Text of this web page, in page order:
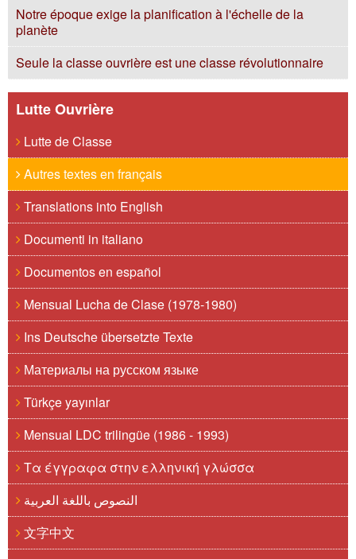
Notre époque exige la planification à l'échelle de la
planète
Seule la classe ouvrière est une classe révolutionnaire
Lutte Ouvrière
Lutte de Classe
Autres textes en français
Translations into English
Documenti in italiano
Documentos en español
Mensual Lucha de Clase (1978-1980)
Ins Deutsche übersetzte Texte
Материалы на русском языке
Türkçe yayınlar
Mensual LDC trilingüe (1986 - 1993)
Τα έγγραφα στην ελληνική γλώσσα
النصوص باللغة العربية
文字中文